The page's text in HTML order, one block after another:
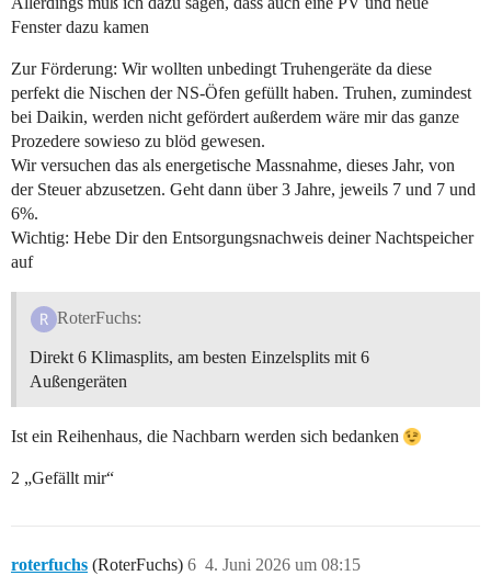
Fenster dazu kamen
Zur Förderung: Wir wollten unbedingt Truhengeräte da diese
perfekt die Nischen der NS-Öfen gefüllt haben. Truhen, zumindest
bei Daikin, werden nicht gefördert außerdem wäre mir das ganze
Prozedere sowieso zu blöd gewesen.
Wir versuchen das als energetische Massnahme, dieses Jahr, von
der Steuer abzusetzen. Geht dann über 3 Jahre, jeweils 7 und 7 und
6%.
Wichtig: Hebe Dir den Entsorgungsnachweis deiner Nachtspeicher
auf
RoterFuchs:
Direkt 6 Klimasplits, am besten Einzelsplits mit 6
Außengeräten
Ist ein Reihenhaus, die Nachbarn werden sich bedanken
2 „Gefällt mir“
roterfuchs (RoterFuchs) 4. Juni 2026 um 08:15
6